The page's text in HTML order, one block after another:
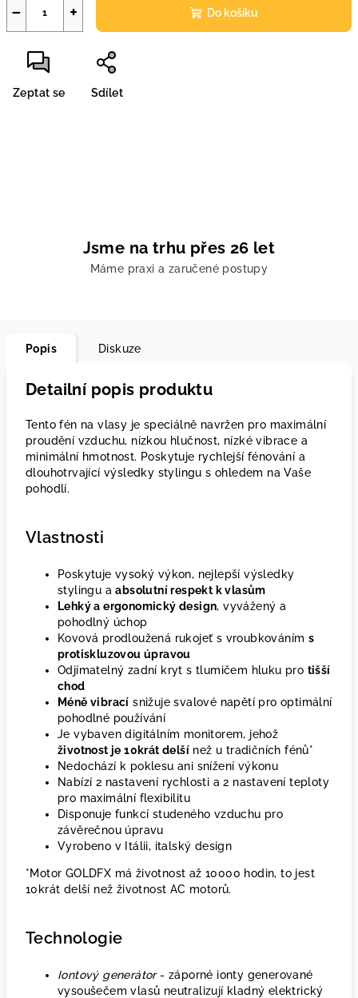
+
− Do košíku
Zeptat se Sdílet
Jsme na trhu přes 26 let
Máme praxi a zaručené postupy
Popis Diskuze
Detailní popis produktu
Tento fén na vlasy je speciálně navržen pro maximální
proudění vzduchu, nízkou hlučnost, nízké vibrace a
minimální hmotnost. Poskytuje rychlejší fénování a
dlouhotrvající výsledky stylingu s ohledem na Vaše
pohodlí.
Vlastnosti
Poskytuje vysoký výkon, nejlepší výsledky
stylingu aabsolutní respekt k vlasům
Lehký a ergonomický design, vyvážený a
pohodlný úchop
Kovová prodloužená rukojeť s vroubkováním s
protiskluzovou úpravou
Odjímatelný zadní kryt s tlumičem hluku pro tišší
chod
Méně vibrací snižuje svalové napětí pro optimální
pohodlné používání
Je vybaven digitálním monitorem, jehož
životnost je 10krát delší než u tradičních fénů*
Nedochází k poklesu ani snížení výkonu
Nabízí 2 nastavení rychlosti a 2 nastavení teploty
pro maximální flexibilitu
Disponuje funkcí studeného vzduchu pro
závěrečnou úpravu
Vyrobeno v Itálii, italský design
*Motor GOLDFX má životnost až 10000 hodin, to jest
10krát delší než životnost AC motorů.
Technologie
Iontový generátor- záporné ionty generované
vysoušečem vlasů neutralizují kladný elektrický